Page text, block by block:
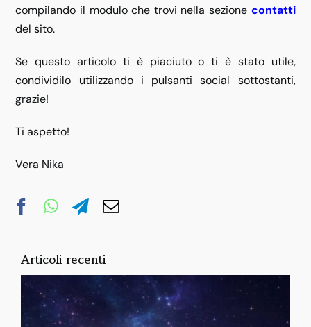
compilando il modulo che trovi nella sezione contatti
del sito.
Se questo articolo ti è piaciuto o ti è stato utile,
condividilo utilizzando i pulsanti social sottostanti,
grazie!
Ti aspetto!
Vera Nika
Articoli recenti